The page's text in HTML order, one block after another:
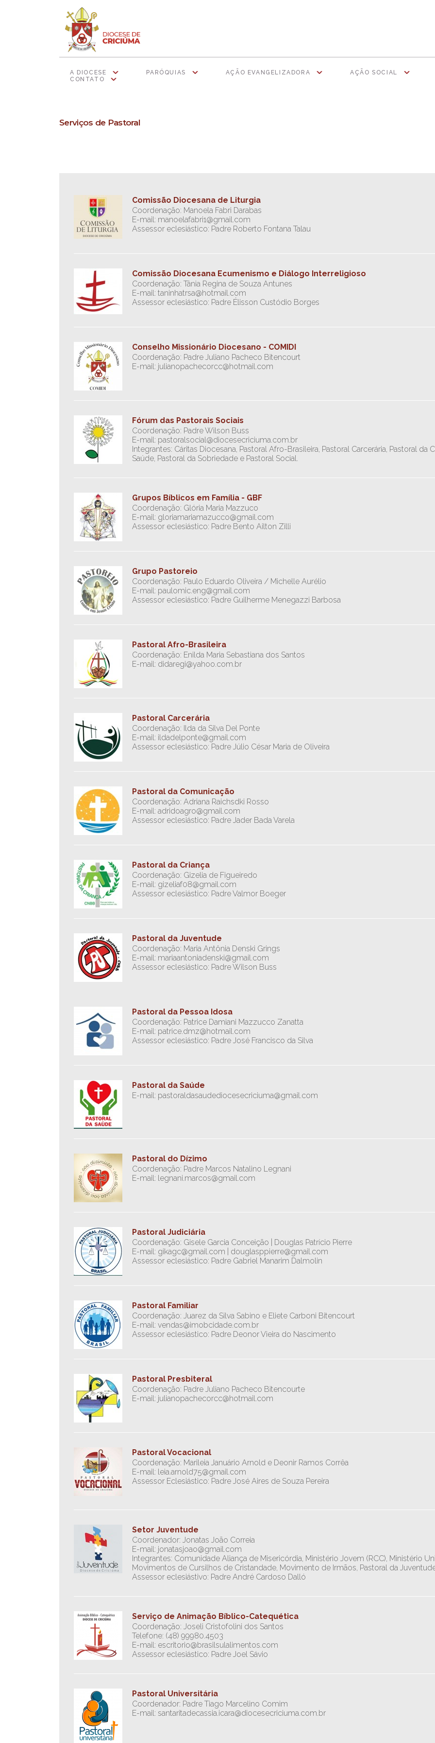
A DIOCESE PARÓQUIAS AÇÃO EVANGELIZADORA AÇÃO SOCIAL
CONTATO
Serviços de Pastoral
Comissão Diocesana de Liturgia
Coordenação: Manoela Fabri Darabas
E-mail: manoelafabri1@gmail.com
Assessor eclesiástico: Padre Roberto Fontana Talau
Comissão Diocesana Ecumenismo e Diálogo Interreligioso
Coordenação: Tânia Regina de Souza Antunes
E-mail: taninhatrsa@hotmail.com
Assessor eclesiástico: Padre Élisson Custódio Borges
Conselho Missionário Diocesano - COMIDI
Coordenação: Padre Juliano Pacheco Bitencourt
E-mail: julianopachecorcc@hotmail.com
Fórum das Pastorais Sociais
Coordenação: Padre Wilson Buss
E-mail: pastoralsocial@diocesecriciuma.com.br
Integrantes: Cáritas Diocesana, Pastoral Afro-Brasileira, Pastoral Carcerária, Pastoral da
Saúde, Pastoral da Sobriedade e Pastoral Social.
Grupos Bíblicos em Família - GBF
Coordenação: Glória Maria Mazzuco
E-mail: gloriamariamazucco@gmail.com
Assessor eclesiástico: Padre Bento Ailton Zilli
Grupo Pastoreio
Coordenação: Paulo Eduardo Oliveira / Michelle Aurélio
E-mail: paulomic.eng@gmail.com
Assessor eclesiástico: Padre Guilherme Menegazzi Barbosa
Pastoral Afro-Brasileira
Coordenação: Enilda Maria Sebastiana dos Santos
E-mail: didaregi@yahoo.com.br
Pastoral Carcerária
Coordenação: Ilda da Silva Del Ponte
E-mail: ildadelponte@gmail.com
Assessor eclesiástico: Padre Júlio César Maria de Oliveira
Pastoral da Comunicação
Coordenação: Adriana Raichsdki Rosso
E-mail: adridoagro@gmail.com
Assessor eclesiástico: Padre Jader Bada Varela
Pastoral da Criança
Coordenação: Gizelia de Figueiredo
E-mail: gizeliaf08@gmail.com
Assessor eclesiástico: Padre Valmor Boeger
Pastoral da Juventude
Coordenação: Maria Antônia Denski Grings
E-mail: mariaantoniadenski@gmail.com
Assessor eclesiástico: Padre Wilson Buss
Pastoral da Pessoa Idosa
Coordenação: Patrice Damiani Mazzucco Zanatta
E-mail: patrice.dmz@hotmail.com
Assessor eclesiástico: Padre José Francisco da Silva
Pastoral da Saúde
E-mail: pastoraldasaudediocesecriciuma@gmail.com
Pastoral do Dízimo
Coordenação: Padre Marcos Natalino Legnani
E-mail: legnani.marcos@gmail.com
Pastoral Judiciária
Coordenação: Gisele Garcia Conceição | Douglas Patrício Pierre
E-mail: gikagc@gmail.com | douglasppierre@gmail.com
Assessor eclesiástico: Padre Gabriel Manarim Dalmolin
Pastoral Familiar
Coordenação: Juarez da Silva Sabino e Eliete Carboni Bitencourt
E-mail: vendas@imobcidade.com.br
Assessor eclesiástico: Padre Deonor Vieira do Nascimento
Pastoral Presbiteral
Coordenação: Padre Juliano Pacheco Bitencourte
E-mail: julianopachecorcc@hotmail.com
Pastoral Vocacional
Coordenação: Marileia Januário Arnold e Deonir Ramos Corrêa
E-mail: leia.arnold75@gmail.com
Assessor Eclesiástico: Padre José Aires de Souza Pereira
Setor Juventude
Coordenador: Jonatas João Correia
E-mail: jonatasjoao@gmail.com
Integrantes: Comunidade Aliança de Misericórdia, Ministério Jovem (RCC), Ministério
Movimentos de Cursilhos de Cristandade, Movimento de Irmãos, Pastoral da
Assessor eclesiástivo: Padre André Cardoso Dalló
Serviço de Animação Bíblico-Catequética
Coordenação: Joseli Cristofolini dos Santos
Telefone: (48) 99980.4503
E-mail: escritorio@brasilsulalimentos.com
Assessor eclesiástico: Padre Joel Sávio
Pastoral Universitária
Coordenador: Padre Tiago Marcelino Comim
E-mail: santaritadecassia.icara@diocesecriciuma.com.br